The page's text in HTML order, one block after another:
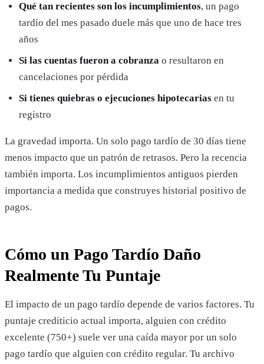
Qué tan recientes son los incumplimientos, un pago
tardío del mes pasado duele más que uno de hace tres
años
Si las cuentas fueron a cobranza o resultaron en
cancelaciones por pérdida
Si tienes quiebras o ejecuciones hipotecarias en tu
registro
La gravedad importa. Un solo pago tardío de 30 días tiene
menos impacto que un patrón de retrasos. Pero la recencia
también importa. Los incumplimientos antiguos pierden
importancia a medida que construyes historial positivo de
pagos.
Cómo un Pago Tardío Daño
Realmente Tu Puntaje
El impacto de un pago tardío depende de varios factores. Tu
puntaje crediticio actual importa, alguien con crédito
excelente (750+) suele ver una caída mayor por un solo
pago tardío que alguien con crédito regular. Tu archivo